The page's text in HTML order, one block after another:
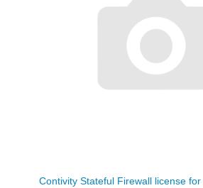
Contivity Stateful Firewall license